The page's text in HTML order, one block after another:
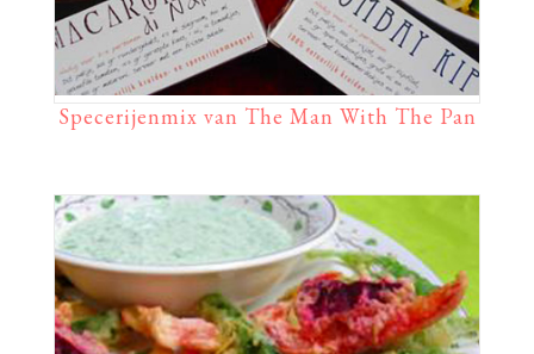
Specerijenmix van The Man With The Pan